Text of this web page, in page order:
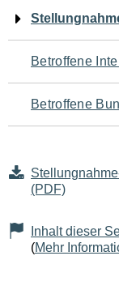
für
den
Betroffene
Betroffene
(PDF)
Inhalt dieser
(Mehr